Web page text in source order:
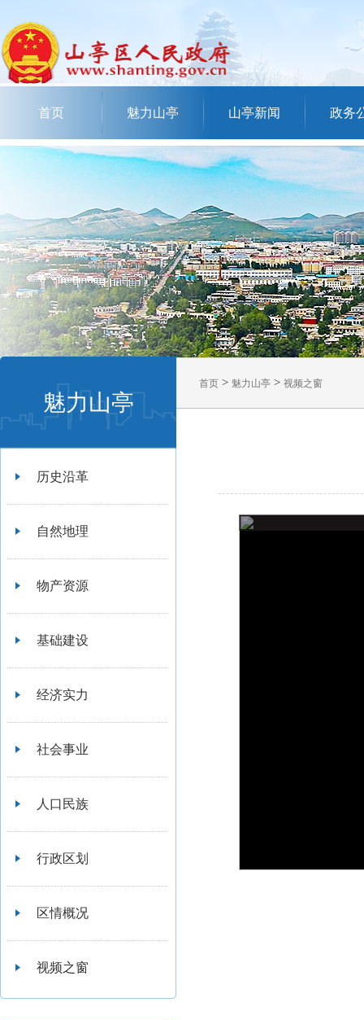
首页 魅力山亭 山亭新闻 政务
魅力山亭
历史沿革
自然地理
物产资源
基础建设
经济实力
社会事业
人口民族
行政区划
区情概况
视频之窗
首页 > 魅力山亭 > 视频之窗